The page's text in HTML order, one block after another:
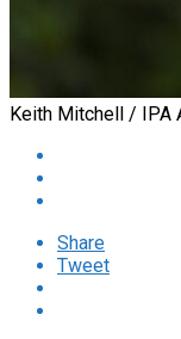
Keith Mitchell / IPA
Share
Tweet